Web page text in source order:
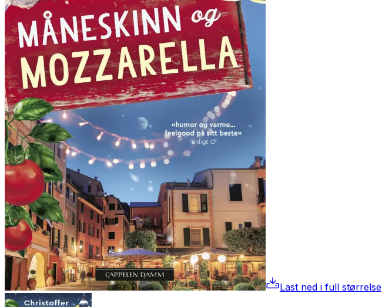
Last ned i full størrelse